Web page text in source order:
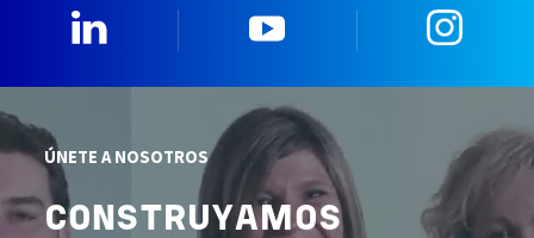
ÚNETE A NOSOTROS
CONSTRUYAMOS